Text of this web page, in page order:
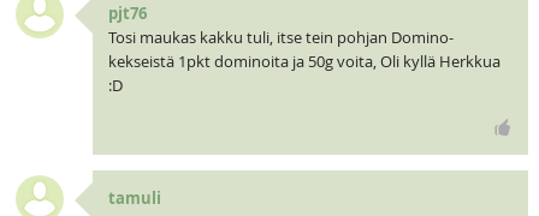
pjt76
Tosi maukas kakku tuli, itse tein pohjan Domino-
kekseistä 1pkt dominoita ja 50g voita, Oli kyllä Herkkua
:D
tamuli